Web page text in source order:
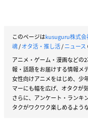
このページはkusuguru株式会
魂/オタ活・推し活/ニュース
アニメ・ゲーム・漫画などの
報・話題をお届けする情報メ
女性向けアニメをはじめ、少
マーにも幅を広げ、オタクが
さらに、アンケート・ランキ
タクがワクワク楽しめるよう